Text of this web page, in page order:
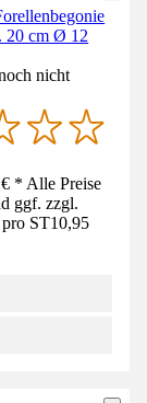
20 cm Ø 12
nicht
* Alle Preise
ggf. zzgl.
pro ST10,95